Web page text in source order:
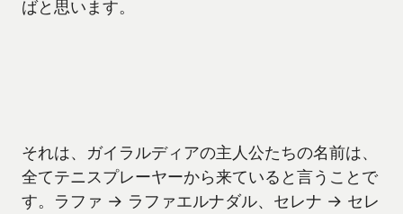
ばと思います。
それは、ガイラルディアの主人公たちの名前は、
全てテニスプレーヤーから来ていると言うことで
す。ラファ → ラファエルナダル、セレナ → セレ